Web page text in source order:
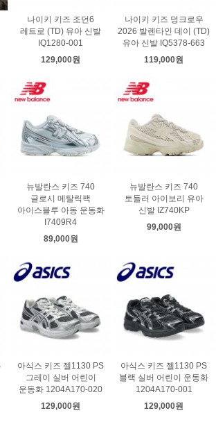
나이키 키즈 조던6
레트로 (TD) 유아 신발
IQ1280-001
129,000원
나이키 키즈 덩크로우
2026 발렌타인 데이 (TD)
유아 신발 IQ5378-663
119,000원
뉴발란스 키즈 740
글로시 메탈릭팩
아이스블루 아동 운동화
I7409R4
89,000원
뉴발란스 키즈 740
토들러 아이보리 유아
신발 IZ740KP
99,000원
아식스 키즈 젤1130 PS
그레이 실버 어린이
운동화 1204A170-020
129,000원
아식스 키즈 젤1130 PS
블랙 실버 어린이 운동화
1204A170-001
129,000원